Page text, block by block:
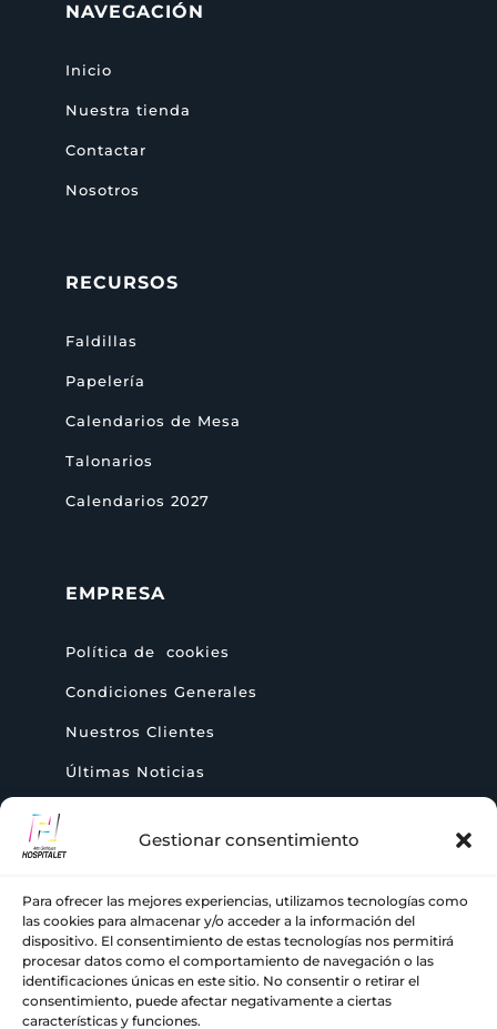
Gestionar consentimiento
Para ofrecer las mejores experiencias, utilizamos tecnologías como
las cookies para almacenar y/o acceder a la información del
dispositivo. El consentimiento de estas tecnologías nos permitirá
procesar datos como el comportamiento de navegación o las
identificaciones únicas en este sitio. No consentir o retirar el
consentimiento, puede afectar negativamente a ciertas
características y funciones.
NAVEGACIÓN
Inicio
Nuestra tienda
Contactar
Nosotros
RECURSOS
Faldillas
Papelería
Calendarios de Mesa
Talonarios
Calendarios 2027
EMPRESA
Política de cookies
Condiciones Generales
Nuestros Clientes
Últimas Noticias
 + 34 933 776 255
 ch@comercialhospitalet.com
 Carrer de Joan Fiveller, 24, BAJO, 08940